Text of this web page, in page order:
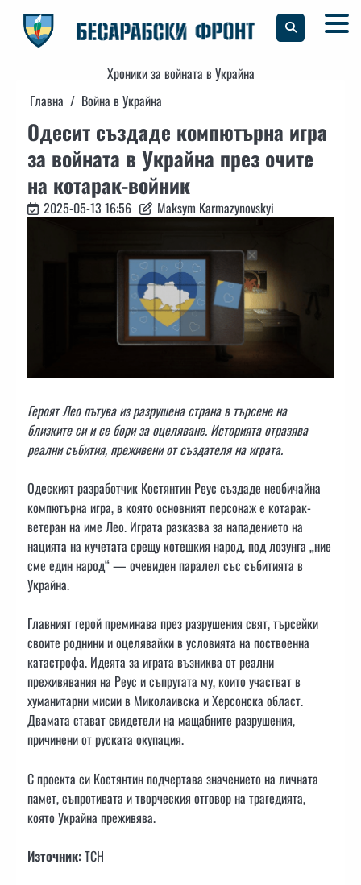
content
Хроники за войната в Украйна
Главна
Война в Украйна
Одесит създаде компютърна игра
за войната в Украйна през очите
на котарак-войник
2025-05-13 16:56 Maksym Karmazynovskyi
Героят Лео пътува из разрушена страна в търсене на
близките си и се бори за оцеляване. Историята отразява
реални събития, преживени от създателя на играта.
Одеският разработчик Костянтин Реус създаде необичайна
компютърна игра, в която основният персонаж е котарак-
ветеран на име Лео. Играта разказва за нападението на
нацията на кучетата срещу котешкия народ, под лозунга „ние
сме един народ“ — очевиден паралел със събитията в
Украйна.
Главният герой преминава през разрушения свят, търсейки
своите роднини и оцелявайки в условията на поствоенна
катастрофа. Идеята за играта възниква от реални
преживявания на Реус и съпругата му, които участват в
хуманитарни мисии в Миколаивска и Херсонска област.
Двамата стават свидетели на мащабните разрушения,
причинени от руската окупация.
С проекта си Костянтин подчертава значението на личната
памет, съпротивата и творческия отговор на трагедията,
която Украйна преживява.
Източник:ТСН